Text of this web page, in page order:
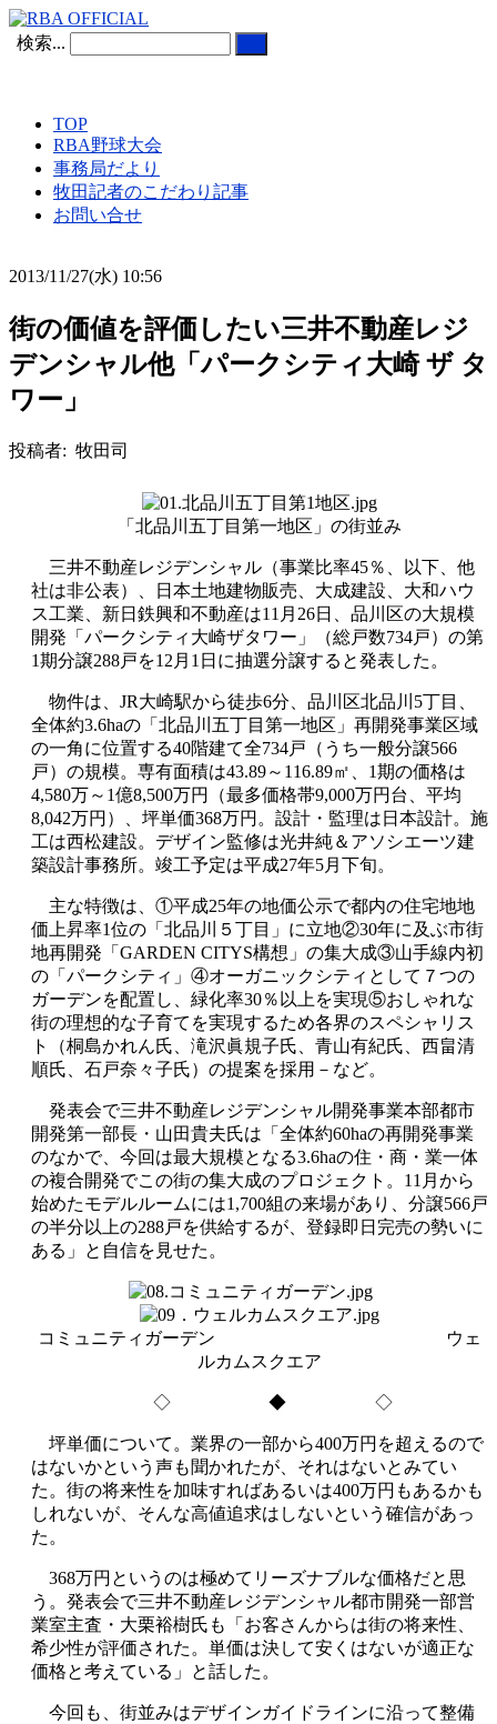
検索...
TOP
RBA野球大会
事務局だより
牧田記者のこだわり記事
お問い合せ
2013/11/27(水) 10:56
街の価値を評価したい三井不動産レジ
デンシャル他「パークシティ大崎 ザ タ
ワー」
投稿者: 牧田司
「北品川五丁目第一地区」の街並み
三井不動産レジデンシャル（事業比率45％、以下、他
社は非公表）、日本土地建物販売、大成建設、大和ハウ
ス工業、新日鉄興和不動産は11月26日、品川区の大規模
開発「パークシティ大崎ザタワー」（総戸数734戸）の第
1期分譲288戸を12月1日に抽選分譲すると発表した。
物件は、JR大崎駅から徒歩6分、品川区北品川5丁目、
全体約3.6haの「北品川五丁目第一地区」再開発事業区域
の一角に位置する40階建て全734戸（うち一般分譲566
戸）の規模。専有面積は43.89～116.89㎡、1期の価格は
4,580万～1億8,500万円（最多価格帯9,000万円台、平均
8,042万円）、坪単価368万円。設計・監理は日本設計。施
工は西松建設。デザイン監修は光井純＆アソシエーツ建
築設計事務所。竣工予定は平成27年5月下旬。
主な特徴は、①平成25年の地価公示で都内の住宅地地
価上昇率1位の「北品川５丁目」に立地②30年に及ぶ市街
地再開発「GARDEN CITYS構想」の集大成③山手線内初
の「パークシティ」④オーガニックシティとして７つの
ガーデンを配置し、緑化率30％以上を実現⑤おしゃれな
街の理想的な子育てを実現するため各界のスペシャリス
ト（桐島かれん氏、滝沢眞規子氏、青山有紀氏、西畠清
順氏、石戸奈々子氏）の提案を採用－など。
発表会で三井不動産レジデンシャル開発事業本部都市
開発第一部長・山田貴夫氏は「全体約60haの再開発事業
のなかで、今回は最大規模となる3.6haの住・商・業一体
の複合開発でこの街の集大成のプロジェクト。11月から
始めたモデルルームには1,700組の来場があり、分譲566戸
の半分以上の288戸を供給するが、登録即日完売の勢いに
ある」と自信を見せた。
コミュニティガーデン ウェ
ルカムスクエア
◇ ◆ ◇
坪単価について。業界の一部から400万円を超えるので
はないかという声も聞かれたが、それはないとみてい
た。街の将来性を加味すればあるいは400万円もあるかも
しれないが、そんな高値追求はしないという確信があっ
た。
368万円というのは極めてリーズナブルな価格だと思
う。発表会で三井不動産レジデンシャル都市開発一部営
業室主査・大栗裕樹氏も「お客さんからは街の将来性、
希少性が評価された。単価は決して安くはないが適正な
価格と考えている」と話した。
今回も、街並みはデザインガイドラインに沿って整備